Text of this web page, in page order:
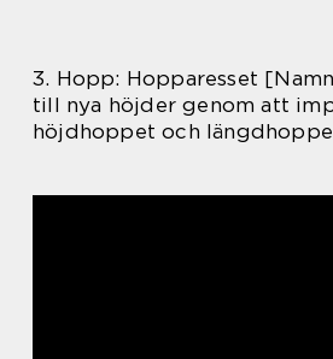
3. Hopp: Hopparesset
till nya höjder genom att
höjdhoppet och